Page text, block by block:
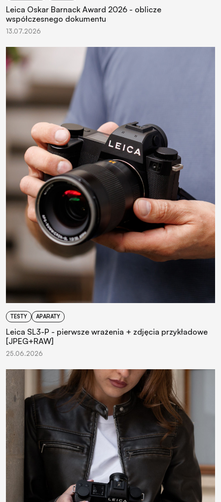
Leica Oskar Barnack Award 2026 - oblicze
współczesnego dokumentu
13.07.2026
TESTY APARATY
Leica SL3-P - pierwsze wrażenia + zdjęcia przykładowe
[JPEG+RAW]
25.06.2026